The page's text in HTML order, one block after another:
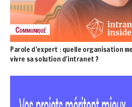
Communiqué
Parole d’expert : quelle organisation
vivre sa solution d’intranet ?